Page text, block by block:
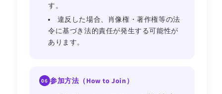
す。
違反した場合、肖像権・著作権等の法
令に基づき法的責任が発生する可能性が
あります。
06 参加方法（How to Join）